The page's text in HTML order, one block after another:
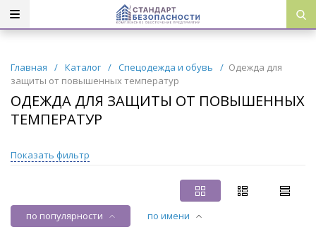
Главная / Каталог / Спецодежда и обувь / Одежда для
защиты от повышенных температур
ОДЕЖДА ДЛЯ ЗАЩИТЫ ОТ ПОВЫШЕННЫХ
ТЕМПЕРАТУР
Показать фильтр
по популярности по имени